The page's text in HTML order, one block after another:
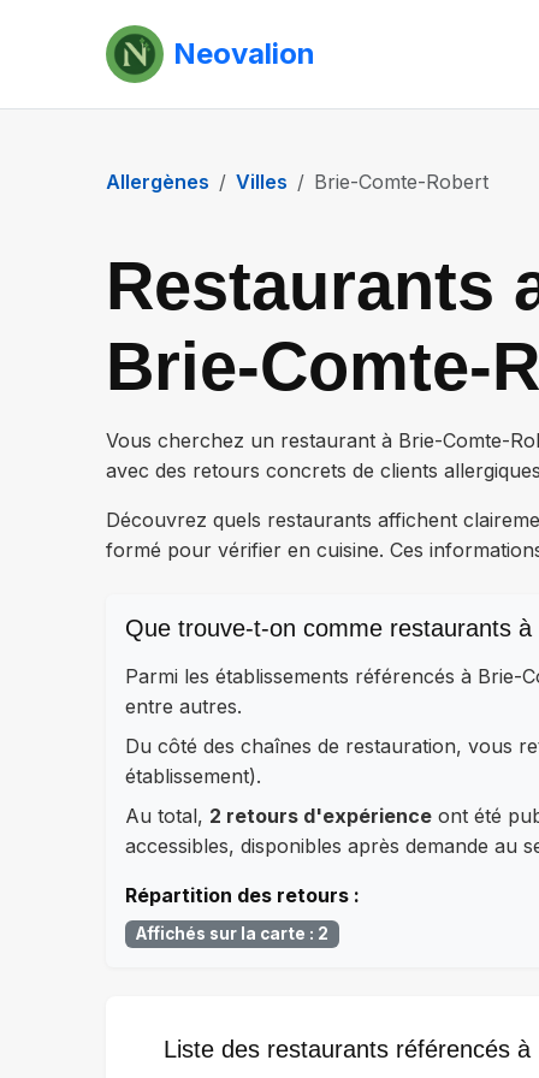
Neovalion
Allergènes Villes Brie-Comte-Robert
Restaurants
Brie-Comte-
Vous cherchez un restaurant à Brie-Comte-
avec des retours concrets de clients
Découvrez quels restaurants affichent
formé pour vérifier en cuisine. Ces
Que trouve-t-on comme restaurants
Parmi les établissements référencés à
entre autres.
Du côté des chaînes de restauration, vous
établissement).
Au total, 2 retours d'expérience ont été
accessibles, disponibles après demande au
Répartition des retours :
Affichés sur la carte : 2
Liste des restaurants référencés